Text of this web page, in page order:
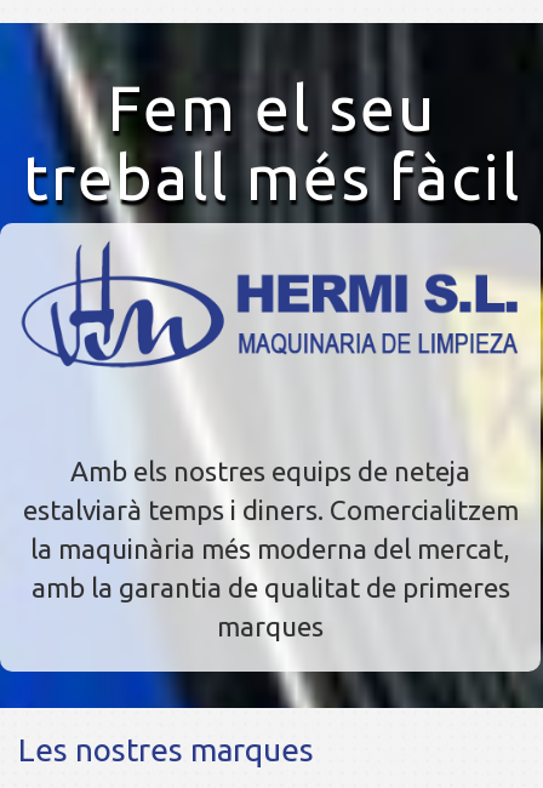
Fem el seu
treball més fàcil
Amb els nostres equips de neteja
estalviarà temps i diners. Comercialitzem
la maquinària més moderna del mercat,
amb la garantia de qualitat de primeres
marques
Les nostres marques